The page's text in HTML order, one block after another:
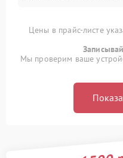
Цены в прайс-листе
Мы проверим ваше